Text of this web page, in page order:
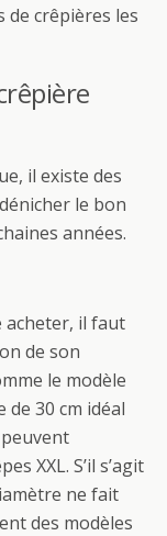
crêpières les
il existe des
le bon
années.
acheter, il faut
de son
le modèle
30 cm idéal
XXL. S’il s’agit
ne fait
des modèles